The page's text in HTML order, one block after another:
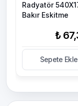
Radyatör
Bakır Eskitme
₺
Sepete Ekle